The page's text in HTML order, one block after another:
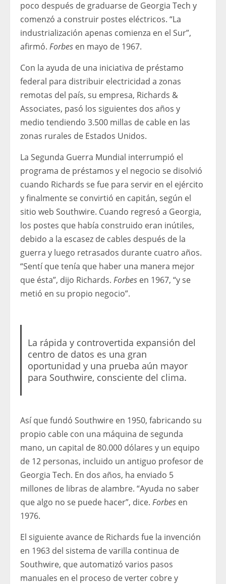
poco después de graduarse de Georgia Tech y
comenzó a construir postes eléctricos. “La
industrialización apenas comienza en el Sur”,
afirmó. Forbes en mayo de 1967.
Con la ayuda de una iniciativa de préstamo
federal para distribuir electricidad a zonas
remotas del país, su empresa, Richards &
Associates, pasó los siguientes dos años y
medio tendiendo 3.500 millas de cable en las
zonas rurales de Estados Unidos.
La Segunda Guerra Mundial interrumpió el
programa de préstamos y el negocio se disolvió
cuando Richards se fue para servir en el ejército
y finalmente se convirtió en capitán, según el
sitio web Southwire. Cuando regresó a Georgia,
los postes que había construido eran inútiles,
debido a la escasez de cables después de la
guerra y luego retrasados ​​durante cuatro años.
“Sentí que tenía que haber una manera mejor
que ésta”, dijo Richards. Forbes en 1967, “y se
metió en su propio negocio”.
La rápida y controvertida expansión del
centro de datos es una gran
oportunidad y una prueba aún mayor
para Southwire, consciente del clima.
Así que fundó Southwire en 1950, fabricando su
propio cable con una máquina de segunda
mano, un capital de 80.000 dólares y un equipo
de 12 personas, incluido un antiguo profesor de
Georgia Tech. En dos años, ha enviado 5
millones de libras de alambre. “Ayuda no saber
que algo no se puede hacer”, dice. Forbes en
1976.
El siguiente avance de Richards fue la invención
en 1963 del sistema de varilla continua de
Southwire, que automatizó varios pasos
manuales en el proceso de verter cobre y